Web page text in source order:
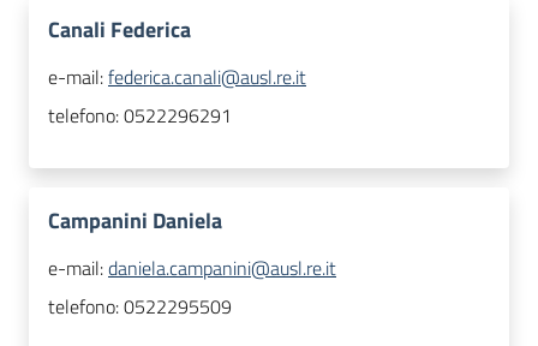
Canali Federica
e-mail:federica.canali@ausl.re.it
telefono:0522296291
Campanini Daniela
e-mail:daniela.campanini@ausl.re.it
telefono:0522295509